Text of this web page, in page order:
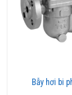
có tên
động dùng để lọc
tự ngoài hơi nước,
Bẫy hơi bi